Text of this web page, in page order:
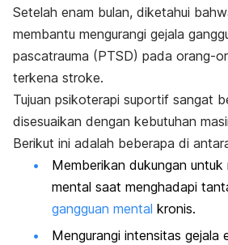
Setelah enam bulan, diketahui
membantu mengurangi gejala
pascatrauma (PTSD) pada orang-
terkena stroke.
Tujuan psikoterapi suportif sangat
disesuaikan dengan kebutuhan
Berikut ini adalah beberapa di
Memberikan dukungan
mental saat menghadapi
gangguan mental kronis.
Mengurangi intensitas gejala